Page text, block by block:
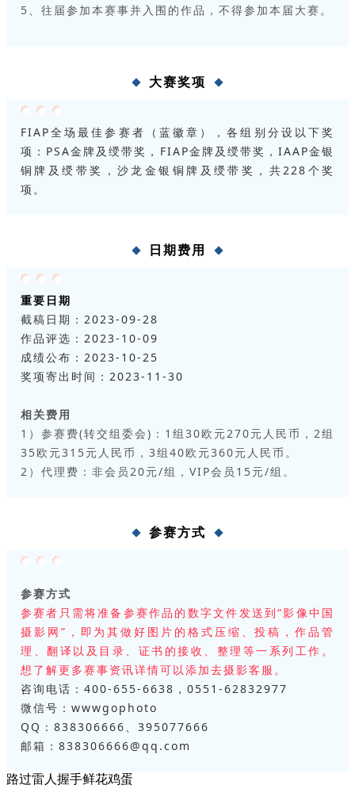
5、往届参加本赛事并入围的作品，不得参加本届大赛。
大赛奖项
FIAP全场最佳参赛者（蓝徽章），各组别分设以下奖
项：PSA金牌及绶带奖，FIAP金牌及绶带奖，IAAP金银
铜牌及绶带奖，沙龙金银铜牌及绶带奖，共228个奖
项。
日期费用
重要日期
截稿日期：2023-09-28
作品评选：2023-10-09
成绩公布：2023-10-25
奖项寄出时间：2023-11-30
相关费用
1）参赛费(转交组委会)：1组30欧元270元人民币，2组
35欧元315元人民币，3组40欧元360元人民币。
2）代理费：非会员20元/组，VIP会员15元/组。
参赛方式
参赛方式
参赛者只需将准备参赛作品的数字文件发送到“影像中国
摄影网”，即为其做好图片的格式压缩、投稿，作品管
理、翻译以及目录、证书的接收、整理等一系列工作。
想了解更多赛事资讯详情可以添加去摄影客服。
咨询电话：400-655-6638，0551-62832977
微信号：wwwgophoto
QQ：838306666、395077666
邮箱：838306666@qq.com
路过雷人 握手鲜花鸡蛋